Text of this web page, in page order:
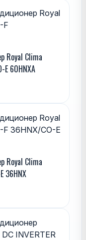
Royal Clima
E 60HNXA
Royal Clima
36HNX